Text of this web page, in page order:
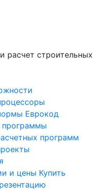
расчет строительных
Еврокод
программ
и цены Купить